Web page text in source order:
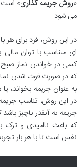
«روش جریمه گذاری» است
می شود.
در این روش، فرد برای هر
ای متناسب با توان مالی
کسی در خواندن نماز
که در صورت فوت شدن
به عنوان جریمه بخواند،
در این روش، تناسب
جریمه نه آنقدر ناچیز
که باعث ناامیدی و ترک
نفس است تا با هر بار